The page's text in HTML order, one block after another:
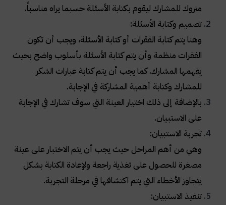
متروك للمشارك ليقوم بكتابة الأسئلة حسبما يراه مناسباً.
تصميم وكتابة الأسئلة:
وهنا يتم كتابة الفقرات أو كتابة الأسئلة، ويجب أن تكون
الفقرات منظمة وأن يتم كتابة الأسئلة بأسلوب واضح بحيث
يفهمها المشارك. كما يجب أن يتم كتابة عبارات الشكر
للمشارك وكتابة أهمية المشاركة في الإجابة.
بالإضافة إلى ذلك اختيار العينة التي سوف تشارك في الإجابة
على الاستبيان.
تجربة الاستبيان:
وهي من أهم المراحل حيث يجب أن يتم الاختبار على عينة
مصغرة للحصول على تغذية راجعة ولإعادة الكتابة بشكل
يتجاوز الأخطاء التي يتم اكتشافها في مرحلة التجربة.
تنفيذ الاستبيان: